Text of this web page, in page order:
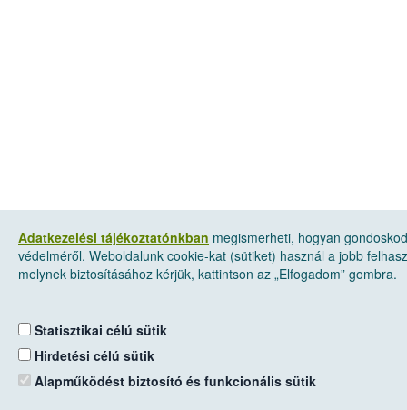
Adatkezelési tájékoztatónkban megismerheti, hogyan
védelméről. Weboldalunk cookie-kat (sütiket) használ a jobb
melynek biztosításához kérjük, kattintson az „Elfogadom” gombra.
Statisztikai célú sütik
Hirdetési célú sütik
Alapműködést biztosító és funkcionális sütik